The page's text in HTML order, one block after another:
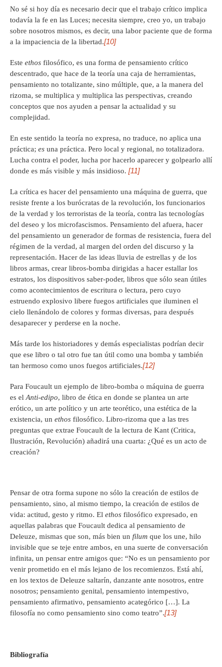
No sé si hoy día es necesario decir que el trabajo crítico implica
todavía la fe en las Luces; necesita siempre, creo yo, un trabajo
sobre nosotros mismos, es decir, una labor paciente que de forma
a la impaciencia de la libertad.[10]
Este ethos filosófico, es una forma de pensamiento crítico
descentrado, que hace de la teoría una caja de herramientas,
pensamiento no totalizante, sino múltiple, que, a la manera del
rizoma, se multiplica y multiplica las perspectivas, creando
conceptos que nos ayuden a pensar la actualidad y su
complejidad.
En este sentido la teoría no expresa, no traduce, no aplica una
práctica; es una práctica. Pero local y regional, no totalizadora.
Lucha contra el poder, lucha por hacerlo aparecer y golpearlo allí
donde es más visible y más insidioso. [11]
La crítica es hacer del pensamiento una máquina de guerra, que
resiste frente a los burócratas de la revolución, los funcionarios
de la verdad y los terroristas de la teoría, contra las tecnologías
del deseo y los microfascismos. Pensamiento del afuera, hacer
del pensamiento un generador de formas de resistencia, fuera del
régimen de la verdad, al margen del orden del discurso y la
representación. Hacer de las ideas lluvia de estrellas y de los
libros armas, crear libros-bomba dirigidas a hacer estallar los
estratos, los dispositivos saber-poder, libros que sólo sean útiles
como acontecimientos de escritura o lectura, pero cuyo
estruendo explosivo libere fuegos artificiales que iluminen el
cielo llenándolo de colores y formas diversas, para después
desaparecer y perderse en la noche.
Más tarde los historiadores y demás especialistas podrían decir
que ese libro o tal otro fue tan útil como una bomba y también
tan hermoso como unos fuegos artificiales.[12]
Para Foucault un ejemplo de libro-bomba o máquina de guerra
es elAnti-edipo, libro de ética en donde se plantea un arte
erótico, un arte político y un arte teorético, una estética de la
existencia, un ethos filosófico. Libro-rizoma que a las tres
preguntas que extrae Foucault de la lectura de Kant (Critica,
Ilustración, Revolución) añadirá una cuarta: ¿Qué es un acto de
creación?
Pensar de otra forma supone no sólo la creación de estilos de
pensamiento, sino, al mismo tiempo, la creación de estilos de
vida: actitud, gesto y ritmo. El ethos filosófico expresado, en
aquellas palabras que Foucault dedica al pensamiento de
Deleuze, mismas que son, más bien un filum que los une, hilo
invisible que se teje entre ambos, en una suerte de conversación
infinita, un pensar entre amigos que: “No es un pensamiento por
venir prometido en el más lejano de los recomienzos. Está ahí,
en los textos de Deleuze saltarín, danzante ante nosotros, entre
nosotros; pensamiento genital, pensamiento intempestivo,
pensamiento afirmativo, pensamiento acategórico […]. La
filosofía no como pensamiento sino como teatro”.[13]
Bibliografía